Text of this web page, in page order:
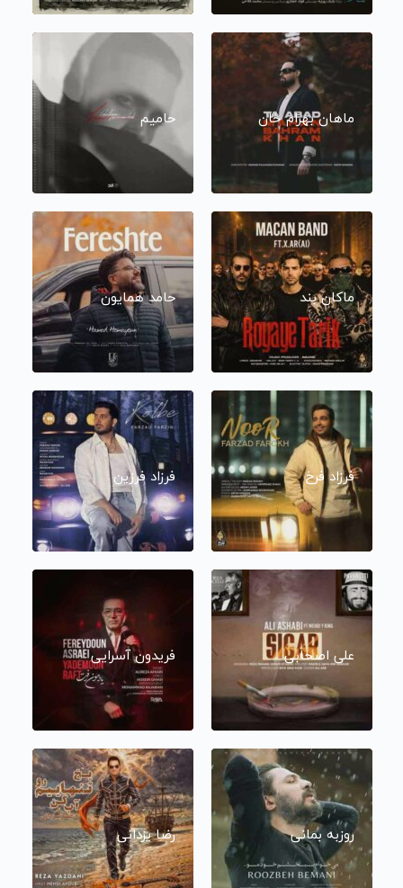
ماهان بهرام خان حامیم
ماکان بند حامد همایون
فرزاد فرخ فرزاد فرزین
علی اصحابی فریدون آسرایی
روزبه بمانی رضا یزدانی